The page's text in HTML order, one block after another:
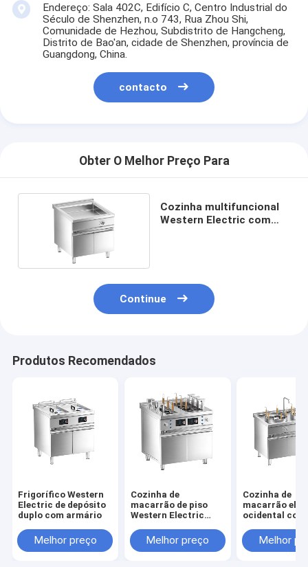
Endereço: Sala 402C, Edifício C, Centro Industrial do
Século de Shenzhen, n.o 743, Rua Zhou Shi,
Comunidade de Hezhou, Subdistrito de Hangcheng,
Distrito de Bao'an, cidade de Shenzhen, província de
Guangdong, China.
contacto
Obter O Melhor Preço Para
Cozinha multifuncional
Western Electric com
Continue
Produtos Recomendados
Frigorífico Western
Electric de depósito
duplo com armário
Melhor preço
Cozinha de
macarrão de piso
Western Electric
armário
Melhor preço
Cozinha de
macarrão
ocidental com
Melhor